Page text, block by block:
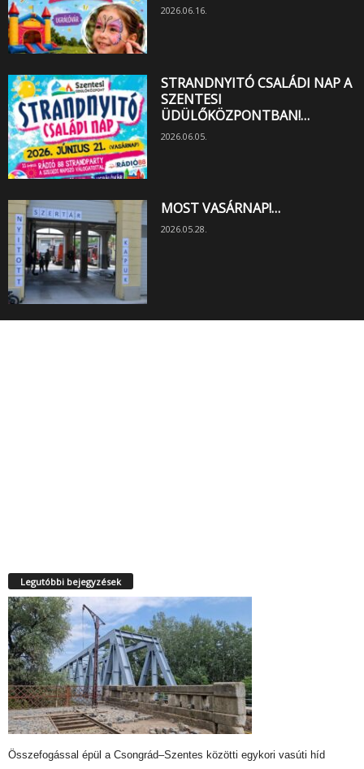
2026.06.16.
STRANDNYITÓ CSALÁDI NAP A
SZENTESI
ÜDÜLŐKÖZPONTBAN!…
2026.06.05.
MOST VASÁRNAP!…
2026.05.28.
Legutóbbi bejegyzések
Összefogással épül a Csongrád–Szentes közötti egykori vasúti híd